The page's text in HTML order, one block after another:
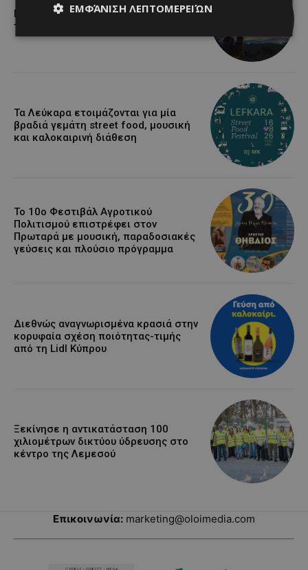
Βραδινή πεζοπορία στον Μαχαιρά με
τον σκύλο σου και θέα τις Περσείδες
Τα Λεύκαρα ετοιμάζονται για μία
βραδιά γεμάτη street food, μουσική
και καλοκαιρινή διάθεση
Το 10ο Φεστιβάλ Αγροτικού
Πολιτισμού επιστρέφει στον
Πρωταρά με μουσική, παραδοσιακές
γεύσεις και πλούσιο πρόγραμμα
Διεθνώς αναγνωρισμένα κρασιά στην
κορυφαία σχέση ποιότητας-τιμής
από τη Lidl Κύπρου
Ξεκίνησε η αντικατάσταση 100
χιλιομέτρων δικτύου ύδρευσης στο
κέντρο της Λεμεσού
Επικοινωνία: marketing@oloimedia.com
ΕΜΦΆΝΙΣΗ ΛΕΠΤΟΜΕΡΕΙΏΝ